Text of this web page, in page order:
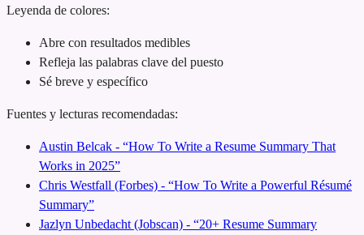
Leyenda de colores:
Abre con resultados medibles
Refleja las palabras clave del puesto
Sé breve y específico
Fuentes y lecturas recomendadas:
Austin Belcak - “How To Write a Resume Summary That
Works in 2025”
Chris Westfall (Forbes) - “How To Write a Powerful Résumé
Summary”
Jazlyn Unbedacht (Jobscan) - “20+ Resume Summary